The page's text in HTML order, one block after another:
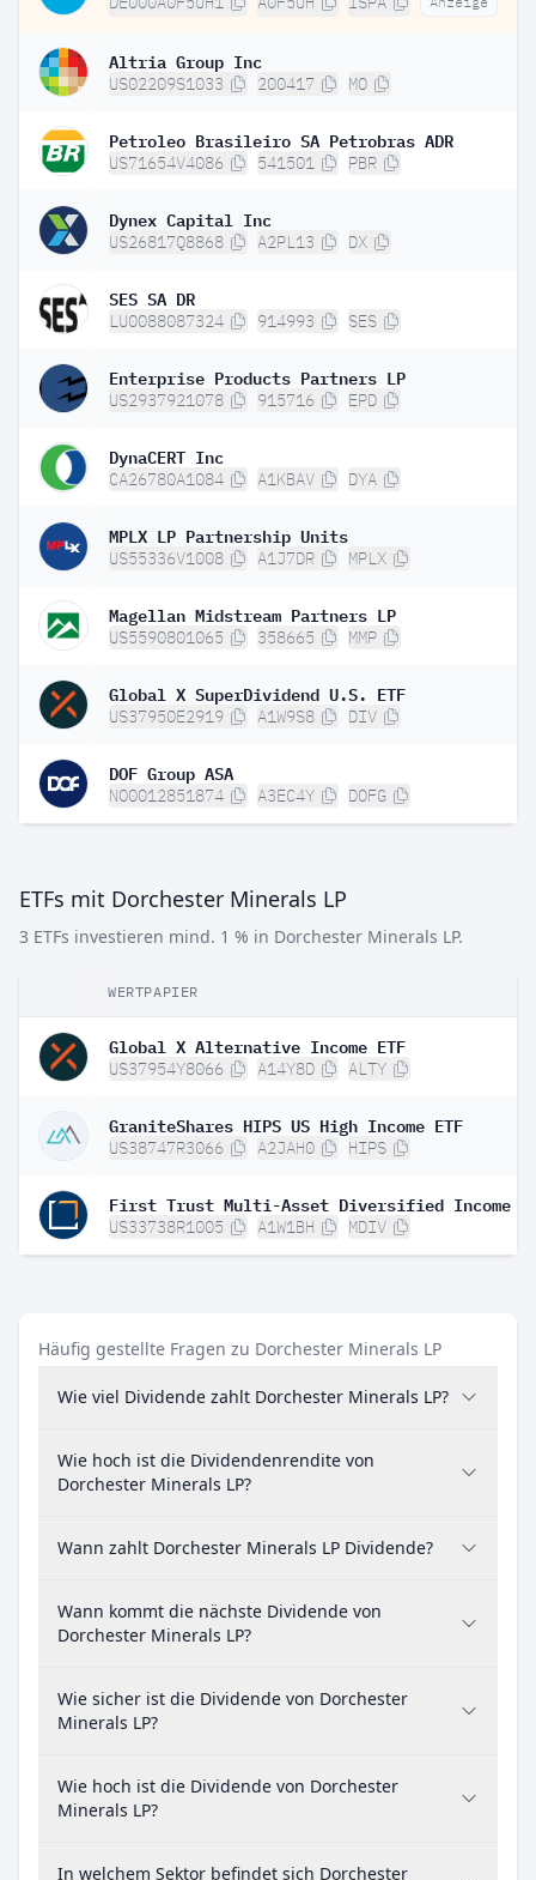
Altria Group Inc
US02209S1033 200417 MO
Petroleo Brasileiro SA Petrobras ADR
US71654V4086 541501 PBR
Dynex Capital Inc
US26817Q8868 A2PL13 DX
SES SA DR
LU0088087324 914993 SES
Enterprise Products Partners LP
US2937921078 915716 EPD
DynaCERT Inc
CA26780A1084 A1KBAV DYA
MPLX LP Partnership Units
US55336V1008 A1J7DR MPLX
Magellan Midstream Partners LP
US5590801065 358665 MMP
Global X SuperDividend U.S. ETF
US37950E2919 A1W9S8 DIV
DOF Group ASA
NO0012851874 A3EC4Y DOFG
ETFs mit Dorchester Minerals LP
3 ETFs investieren mind. 1 % in Dorchester Minerals LP.
WERTPAPIER
Global X Alternative Income ETF
US37954Y8066 A14Y8D ALTY
GraniteShares HIPS US High Income ETF
US38747R3066 A2JAH0 HIPS
US33738R1005 A1W1BH MDIV
Häufig gestellte Fragen zu Dorchester Minerals LP
Wie viel Dividende zahlt Dorchester Minerals LP?
Wie hoch ist die Dividendenrendite von
Dorchester Minerals LP?
Wann zahlt Dorchester Minerals LP Dividende?
Wann kommt die nächste Dividende von
Dorchester Minerals LP?
Wie sicher ist die Dividende von Dorchester
Minerals LP?
Wie hoch ist die Dividende von Dorchester
Minerals LP?
In welchem Sektor befindet sich Dorchester